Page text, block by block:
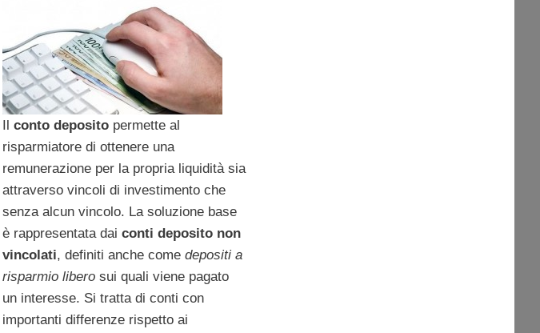
conto deposito permette al
risparmiatore di ottenere una
remunerazione per la propria liquidità sia
attraverso vincoli di investimento che
senza alcun vincolo. La soluzione base
è rappresentata dai conti deposito non
vincolati, definiti anche come depositi a
risparmio libero sui quali viene pagato
un interesse. Si tratta di conti con
importanti differenze rispetto ai